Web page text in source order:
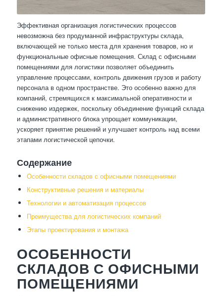
Эффективная организация логистических процессов
невозможна без продуманной инфраструктуры склада,
включающей не только места для хранения товаров, но и
функциональные офисные помещения. Склад с офисными
помещениями для логистики позволяет объединить
управление процессами, контроль движения грузов и работу
персонала в одном пространстве. Это особенно важно для
компаний, стремящихся к максимальной оперативности и
снижению издержек, поскольку объединение функций склада
и административного блока упрощает коммуникации,
ускоряет принятие решений и улучшает контроль над всеми
этапами логистической цепочки.
Содержание
Особенности складов с офисными помещениями
Конструктивные решения и материалы
Технологии и автоматизация процессов
Преимущества для логистических компаний
Этапы проектирования и монтажа
ОСОБЕННОСТИ
СКЛАДОВ С ОФИСНЫМИ
ПОМЕЩЕНИЯМИ